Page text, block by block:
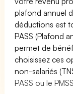
plafond annuel
déductions est
PASS (Plafond
permet de
choisissez ces
non-salariés
PASS ou le